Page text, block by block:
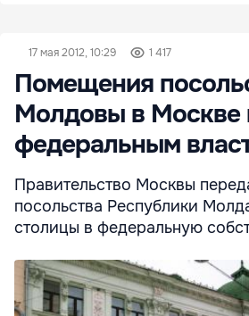
17 мая 2012, 10:29 1 417
Помещения
Молдовы в Москве
федеральным
Правительство Москвы
посольства Республики
столицы в федеральную